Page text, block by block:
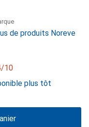
de produits Noreve
10
plus tôt